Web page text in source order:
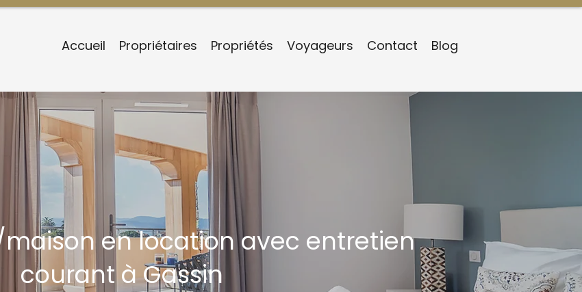
Accueil Propriétaires Propriétés Voyageurs Contact Blog
en location avec entretien
courant à Gassin